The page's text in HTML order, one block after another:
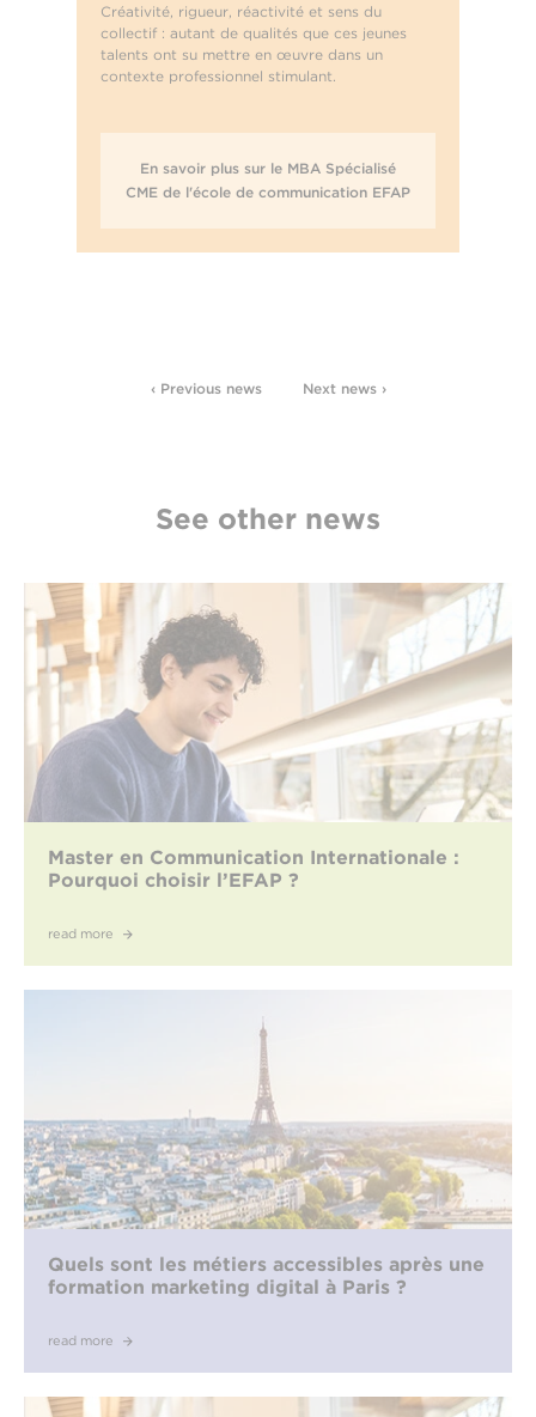
Créativité, rigueur, réactivité et sens du
collectif : autant de qualités que ces jeunes
talents ont su mettre en œuvre dans un
contexte professionnel stimulant.
En savoir plus sur le MBA Spécialisé
CME de l'école de communication EFAP
‹ Previous news Next news ›
See other news
Master en Communication Internationale :
Pourquoi choisir l’EFAP ?
read more
Quels sont les métiers accessibles après une
formation marketing digital à Paris ?
read more